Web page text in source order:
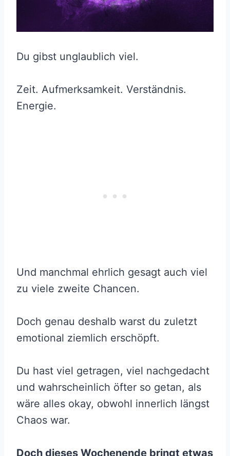
Du gibst unglaublich viel.
Zeit. Aufmerksamkeit. Verständnis.
Energie.
Und manchmal ehrlich gesagt auch viel
zu viele zweite Chancen.
Doch genau deshalb warst du zuletzt
emotional ziemlich erschöpft.
Du hast viel getragen, viel nachgedacht
und wahrscheinlich öfter so getan, als
wäre alles okay, obwohl innerlich längst
Chaos war.
Doch dieses Wochenende bringt etwas